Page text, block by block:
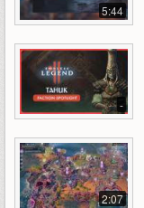
5:44
-
2:07